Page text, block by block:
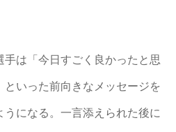
は「今日すごく良かったと思
といった前向きなメッセージを
うになる。一言添えられた後に